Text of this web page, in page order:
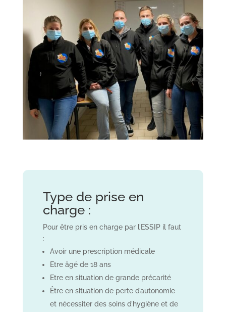
Type de prise en
charge :
Pour être pris en charge par l’ESSIP il faut
:
Avoir une prescription médicale
Etre âgé de 18 ans
Etre en situation de grande précarité
Être en situation de perte d’autonomie
et nécessiter des soins d’hygiène et de